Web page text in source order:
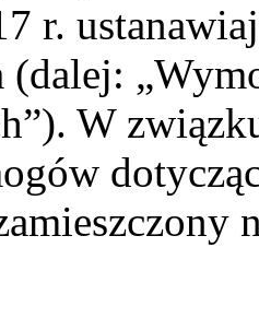
r.
(dalej:
W